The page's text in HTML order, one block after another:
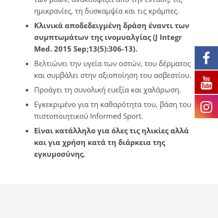
χλωριούχου μαγνησίου»,
η οποία είναι εξαιρετικά
απορροφήσιμη από το
δέρμα και αποτελεί τη πιο
διαλυτή μορφή όλων των
ενώσεων μαγνησίου.
Επίσης είναι εξ ολοκλήρου
ιονισμένο, επιτρέποντας
τη βέλτιστη απορρόφηση
του μέσω του δέρματος.
Όπως έδειξαν οι μελέτες
στη Φαρμακευτική Σχολή
του Πανεπιστημίου του
ημικρανίες, τη δυσκαμψία και τις κράμπες.
Κλινικά αποδεδειγμένη δράση έναντι των
συμπτωμάτων της ινομυαλγίας (J Integr
Med. 2015 Sep;13(5):306-13).
Βελτιώνει την υγεία των οστών, του δέρματος
και συμβάλει στην αξιοποίηση του ασβεστίου.
Προάγει τη συνολική ευεξία και χαλάρωση.
Εγκεκριμένο για τη καθαρότητα του, βάση του
πιστοποιητικού Informed Sport.
Είναι κατάλληλο για όλες τις ηλικίες αλλά
και για χρήση κατά τη διάρκεια της
εγκυμοσύνης.